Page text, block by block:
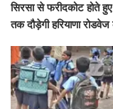
सिरसा से फरीदकोट होते
तक दौड़ेगी हरियाणा